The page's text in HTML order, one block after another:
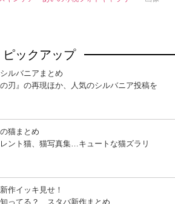
ピックアップ
ルバニアまとめ
の刃』の再現ほか、人気のシルバニア投稿を
猫まとめ
ント猫、猫写真集…キュートな猫ズラリ
作イッキ見せ！
ってる？ スタバ新作まとめ